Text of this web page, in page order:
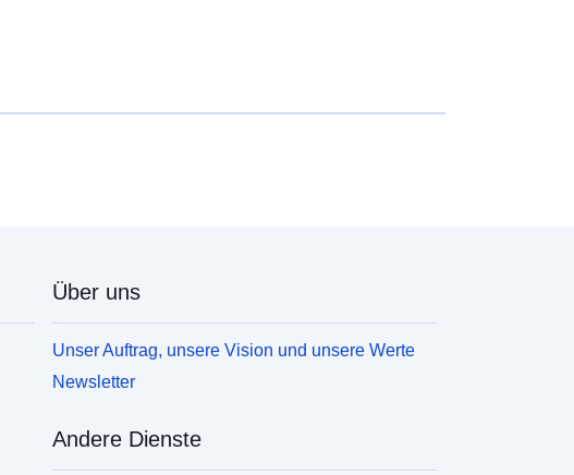
Über uns
Unser Auftrag, unsere Vision und unsere Werte
Newsletter
Andere Dienste